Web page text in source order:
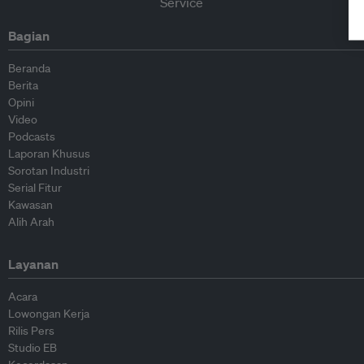
Bagian
Beranda
Berita
Opini
Video
Podcasts
Laporan Khusus
Sorotan Industri
Serial Fitur
Kawasan
Alih Arah
Layanan
Acara
Lowongan Kerja
Rilis Pers
Studio EB